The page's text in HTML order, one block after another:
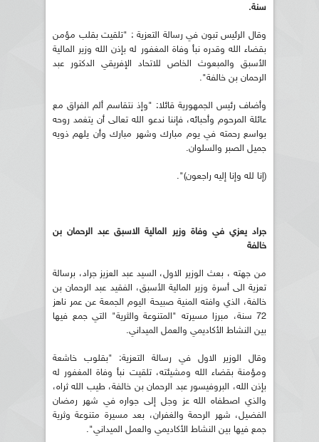
سنة.
وقال الرئيس تبون في رسالة التعزية : "تلقيت بقلب مؤمن
بقضاء الله وقدره نبأ وفاة المغفور له بإذن الله وزير المالية
الأسبق والمبعوث الخاص للاتحاد الإفريقي الدكتور عبد
الرحمان بن خالفة".
وأضاف رئيس الجمهورية قائلا: "وإذ نتقاسم ألم الفراق مع
عائلة المرحوم وأحبائه، فإننا ندعو الله تعالى أن يتغمد روحه
بواسع رحمته في يوم مبارك وشهر مبارك وأن يلهم ذويه
جميل الصبر والسلوان.
(إنا لله وإنا إليه راجعون)".
جراد يعزي في وفاة وزير المالية الاسبق عبد الرحمان بن
خالفة
من جهته ، بعث الوزير الاول، السيد عبد العزيز جراد، برسالة
تعزية الى أسرة وزير المالية الأسبق، الفقيد عبد الرحمان بن
خالفة، الذي وافته المنية صبيحة اليوم الجمعة عن عمر ناهز
72 سنة، مبرزا مسيرته "المتنوعة والثرية" التي جمع فيها
بين النشاط الأكاديمي والعمل الميداني.
وقال الوزير الاول في رسالة التعزية: "بقلوب خاشعة
ومؤمنة بقضاء الله ومشيئته، تلقيت نبأ وفاة المغفور له
بإذن الله، البروفيسور عبد الرحمان بن خالفة، طيب الله ثراه،
والذي اصطفاه الله عز وجل إلى جواره في شهر رمضان
الفضيل، شهر الرحمة والغفران، بعد مسيرة متنوعة وثرية
جمع فيها بين النشاط الأكاديمي والعمل الميداني".